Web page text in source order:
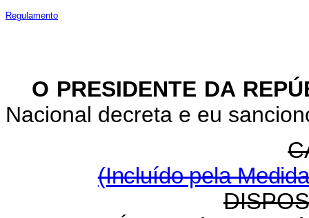
Regulamento
O PRESIDENTE DA
Nacional decreta e eu
(Incluído pela